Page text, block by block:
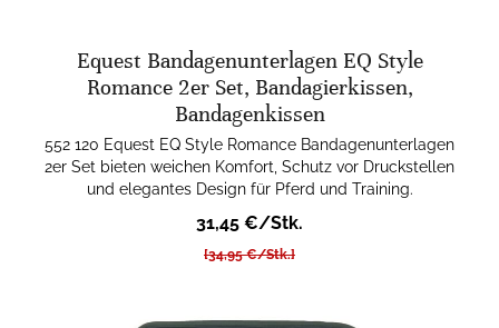
Equest Bandagenunterlagen EQ Style
Romance 2er Set, Bandagierkissen,
Bandagenkissen
552 120 Equest EQ Style Romance Bandagenunterlagen
2er Set bieten weichen Komfort, Schutz vor Druckstellen
und elegantes Design für Pferd und Training.
31,45 €/Stk.
[34,95 €/Stk.]